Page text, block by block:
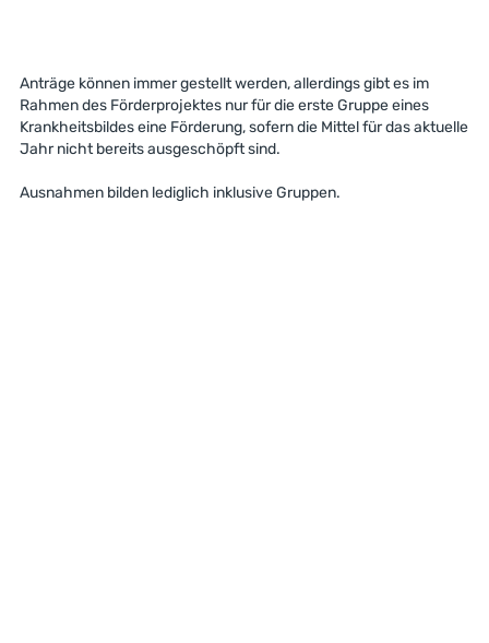
Anträge können immer gestellt werden, allerdings gibt es im
Rahmen des Förderprojektes nur für die erste Gruppe eines
Krankheitsbildes eine Förderung, sofern die Mittel für das aktuelle
Jahr nicht bereits ausgeschöpft sind.
Ausnahmen bilden lediglich inklusive Gruppen.